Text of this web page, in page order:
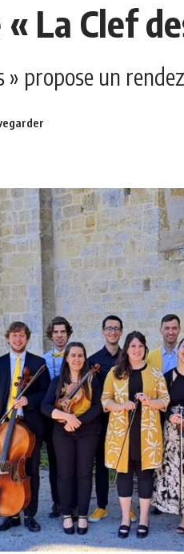
La Clef
» propose un